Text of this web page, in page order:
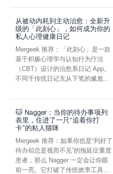
- 随手记隐私政策：https://
如果您喜欢随手记，请在应用
从被动内耗到主动治愈：全新升
级的「此刻心」，如何成为你的
私人心理健康日记
Mergeek 推荐：「此刻心」是一款
基于积极心理学与认知行为疗法
（CBT）设计的治愈系日记 App。
不同于传统日记无从下笔的尴尬，
🐱 Nagger：当你的待办事项列
表里，住进了一只“追着你打
卡”的粘人猫咪
Mergeek 推荐：如果你也是“列好了
待办却总是视而不见”的拖延症重度
患者，那么 Nagger 一定会让你眼
前一亮。它打破了传统效率工具冰